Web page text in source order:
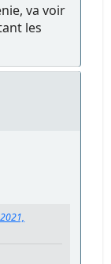
va voir
les